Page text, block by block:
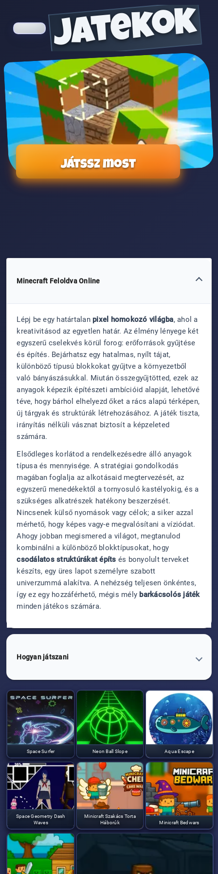
jatekok
Játssz most
Minecraft Feloldva Online
Lépj be egy határtalan pixel homokozó világba, ahol a
kreativitásod az egyetlen határ. Az élmény lényege két
egyszerű cselekvés körül forog: erőforrások gyűjtése
és építés. Bejárhatsz egy hatalmas, nyílt tájat,
különböző típusú blokkokat gyűjtve a környezetből
való bányászásukkal. Miután összegyűjtötted, ezek az
anyagok képezik építészeti ambícióid alapját, lehetővé
téve, hogy bárhol elhelyezd őket a rács alapú térképen,
új tárgyak és struktúrák létrehozásához. A játék tiszta,
irányítás nélküli vásznat biztosít a képzeleted
számára.
Elsődleges korlátod a rendelkezésedre álló anyagok
típusa és mennyisége. A stratégiai gondolkodás
magában foglalja az alkotásaid megtervezését, az
egyszerű menedékektől a tornyosuló kastélyokig, és a
szükséges alkatrészek hatékony beszerzését.
Nincsenek külső nyomások vagy célok; a siker azzal
mérhető, hogy képes vagy-e megvalósítani a víziódat.
Ahogy jobban megismered a világot, megtanulod
kombinálni a különböző blokktípusokat, hogy
csodálatos struktúrákat építs és bonyolult terveket
készíts, egy üres lapot személyre szabott
univerzummá alakítva. A nehézség teljesen önkéntes,
így ez egy hozzáférhető, mégis mély barkácsolós játék
minden játékos számára.
Hogyan játszani
Space Surfer Neon Ball Slope Aqua Escape
Space Geometry Dash
Waves
Minicraft Szakács Torta
Háborúk
Minicraft Bedwars